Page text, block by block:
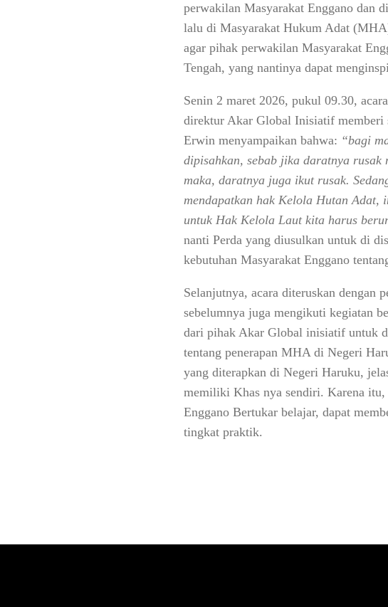
perwakilan Masyarakat Enggano dan
lalu di Masyarakat Hukum Adat
agar pihak perwakilan Masyarakat
Tengah, yang nantinya dapat
Senin 2 maret 2026, pukul 09.30,
direktur Akar Global Inisiatif memberi
Erwin menyampaikan bahwa: “bagi
dipisahkan, sebab jika daratnya
maka, daratnya juga ikut rusak.
mendapatkan hak Kelola Hutan Adat,
untuk Hak Kelola Laut kita harus
nanti Perda yang diusulkan untuk di
kebutuhan Masyarakat Enggano
Selanjutnya, acara diteruskan dengan
sebelumnya juga mengikuti kegiatan
dari pihak Akar Global inisiatif untuk
tentang penerapan MHA di Negeri
yang diterapkan di Negeri Haruku,
memiliki Khas nya sendiri. Karena
Enggano Bertukar belajar, dapat
tingkat praktik.